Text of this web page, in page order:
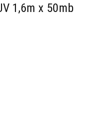
1,6m x 50mb